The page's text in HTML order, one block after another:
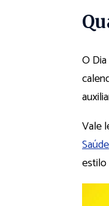
O
Vale
estilo